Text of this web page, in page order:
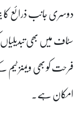
دوسری جانب ذرائع کا
سٹاف میں بھی
فرحت کو بھی ویمنز
امکان ہے۔